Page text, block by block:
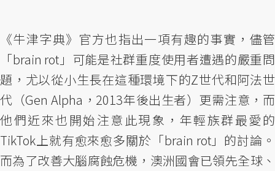
《牛津字典》官方也指出一項有趣的事實，儘管
「brain rot」可能是社群重度使用者遭遇的嚴重問
題，尤以從小生長在這種環境下的Z世代和阿法世
代（Gen Alpha，2013年後出生者）更需注意，而
他們近來也開始注意此現象，年輕族群最愛的
TikTok上就有愈來愈多關於「brain rot」的討論。
而為了改善大腦腐蝕危機，澳洲國會已領先全球、